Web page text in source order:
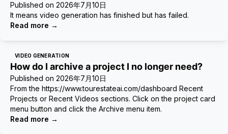
Published on 2026年7月10日
It means video generation has finished but has failed.
Read more →
VIDEO GENERATION
How do I archive a project I no longer need?
Published on 2026年7月10日
From the https://www.tourestateai.com/dashboard Recent
Projects or Recent Videos sections. Click on the project card
menu button and click the Archive menu item.
Read more →